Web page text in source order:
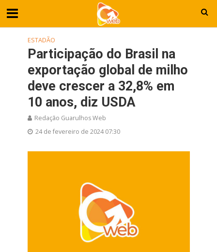
ESTADÃO
Participação do Brasil na
exportação global de milho
deve crescer a 32,8% em
10 anos, diz USDA
Redação Guarulhos Web
24 de fevereiro de 2024 07:30